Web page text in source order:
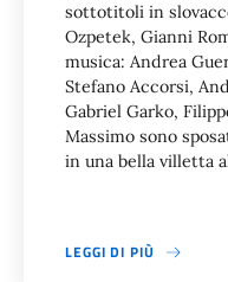
sottotitoli in
Ozpetek, Gianni
musica: Andrea
Stefano Accorsi,
Gabriel Garko,
Massimo sono
in una bella villetta
LEGGI DI PIÙ